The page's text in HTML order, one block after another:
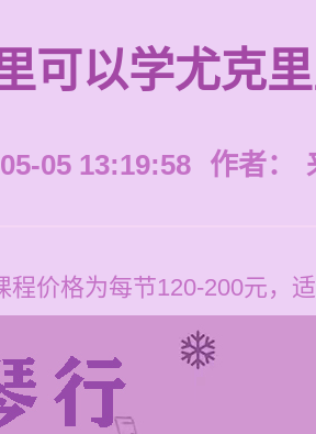
可以学尤克
05 13:19:58 作者：
价格为每节120-200元，